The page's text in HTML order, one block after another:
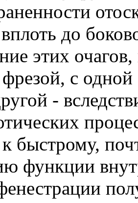
до
этих
с
-
быстрому,
функции